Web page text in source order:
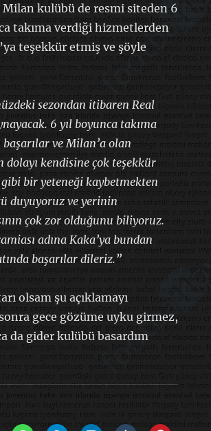
kulübü de resmi siteden 6
takıma verdiği hizmetlerden
teşekkür etmiş ve şöyle
sezondan itibaren Real
6 yıl boyunca takıma
başarılar ve Milan’a olan
dolayı kendisine çok teşekkür
bir yeteneği kaybetmekten
duyuyoruz ve yerinin
çok zor olduğunu biliyoruz.
adına Kaka’ya bundan
başarılar dileriz.”
olsam şu açıklamayı
gece gözüme uyku girmez,
da gider kulübü basardım